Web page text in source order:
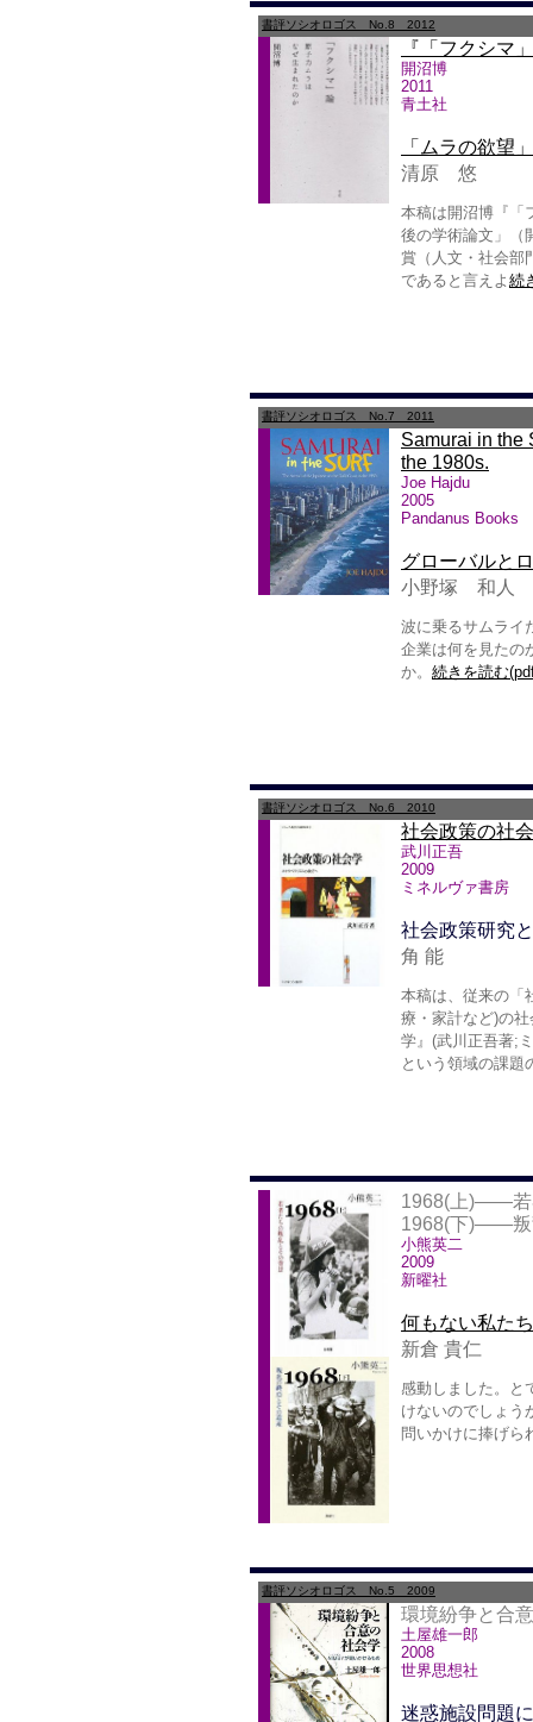
書評ソシオロゴス No.8 2012
『「フクシマ
開沼博
2011
青土社
「ムラの欲望
清原 悠
本稿は開沼博『「
後の学術論文」（
賞（人文・社会部
であると言えよ 続
書評ソシオロゴス No.7 2011
Samurai in the
the 1980s.
Joe Hajdu
2005
Pandanus Books
グローバルと
小野塚 和人
波に乗るサムライ
企業は何を見たの
か。 続きを読む
書評ソシオロゴス No.6 2010
社会政策の社
武川正吾
2009
ミネルヴァ書房
社会政策研究
角 能
本稿は、従来の「
療・家計など)の
学』(武川正吾著;
という領域の課題
1968(上)――若
1968(下)――叛
小熊英二
2009
新曜社
何もない私た
新倉 貴仁
感動しました。と
けないのでしょ
問いかけに捧げら
書評ソシオロゴス No.5 2009
環境紛争と合
土屋雄一郎
2008
世界思想社
迷惑施設問題